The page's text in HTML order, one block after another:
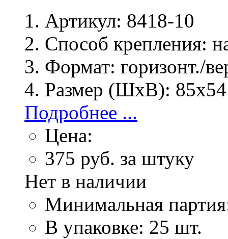
Артикул: 8418-10
Способ крепления:
Формат: горизонт./
Размер (ШхВ):
Подробнее ...
Цена:
375 руб. за штуку
Нет в наличии
Минимальная
В упаковке: 25 шт.